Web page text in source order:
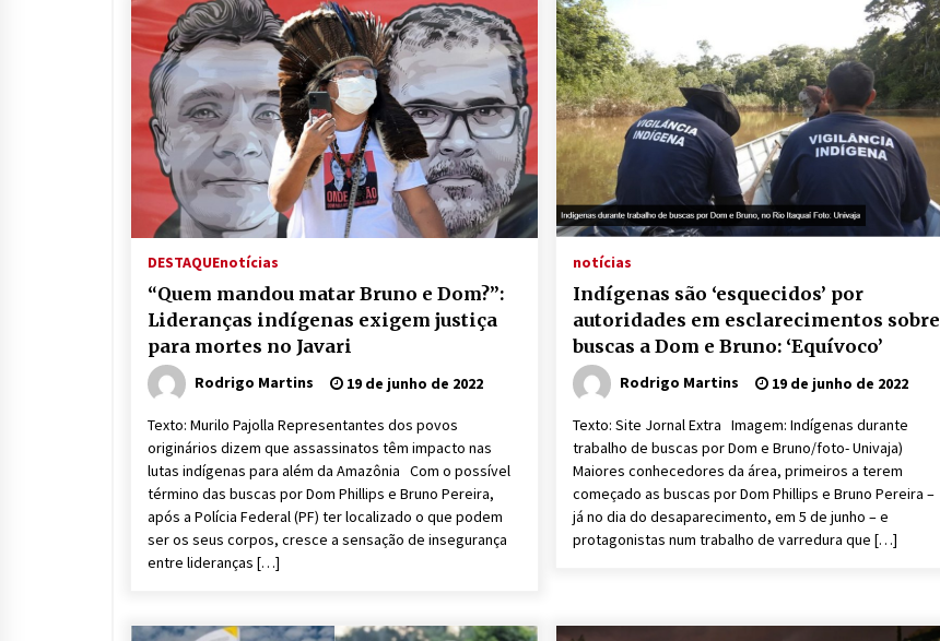
DESTAQUEnotícias
“Quem mandou matar Bruno e Dom?”:
Lideranças indígenas exigem justiça
para mortes no Javari
Rodrigo Martins 19 de junho de 2022
Texto: Murilo Pajolla Representantes dos povos
originários dizem que assassinatos têm impacto nas
lutas indígenas para além da Amazônia Com o possível
término das buscas por Dom Phillips e Bruno Pereira,
após a Polícia Federal (PF) ter localizado o que podem
ser os seus corpos, cresce a sensação de insegurança
entre lideranças […]
notícias
Indígenas são ‘esquecidos’ por
autoridades em esclarecimentos sobre
buscas a Dom e Bruno: ‘Equívoco’
Rodrigo Martins 19 de junho de 2022
Texto: Site Jornal Extra Imagem: Indígenas durante
trabalho de buscas por Dom e Bruno/foto- Univaja)
Maiores conhecedores da área, primeiros a terem
começado as buscas por Dom Phillips e Bruno Pereira –
já no dia do desaparecimento, em 5 de junho – e
protagonistas num trabalho de varredura que […]